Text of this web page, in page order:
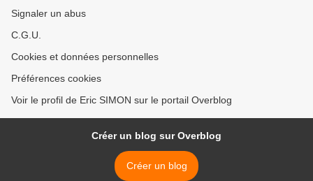
Signaler un abus
C.G.U.
Cookies et données personnelles
Préférences cookies
Voir le profil de Eric SIMON sur le portail Overblog
Créer un blog sur Overblog
Créer un blog